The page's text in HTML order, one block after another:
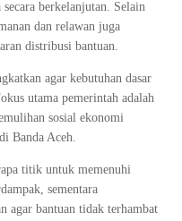
berkelanjutan. Selain
dan relawan juga
distribusi bantuan.
agar kebutuhan dasar
utama pemerintah adalah
sosial ekonomi
Banda Aceh.
titik untuk memenuhi
sementara
agar bantuan tidak terhambat